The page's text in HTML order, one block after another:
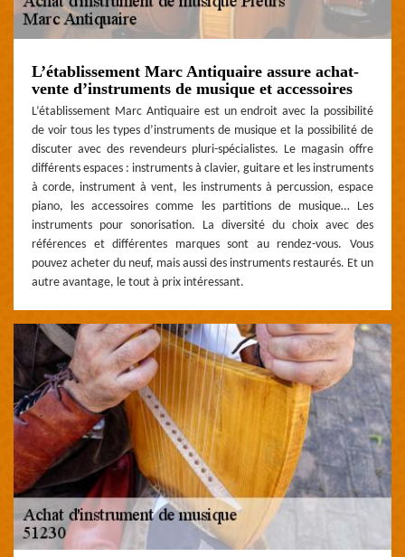
L’établissement Marc Antiquaire assure achat-
vente d’instruments de musique et accessoires
L’établissement Marc Antiquaire est un endroit avec la possibilité
de voir tous les types d’instruments de musique et la possibilité de
discuter avec des revendeurs pluri-spécialistes. Le magasin offre
différents espaces : instruments à clavier, guitare et les instruments
à corde, instrument à vent, les instruments à percussion, espace
piano, les accessoires comme les partitions de musique… Les
instruments pour sonorisation. La diversité du choix avec des
références et différentes marques sont au rendez-vous. Vous
pouvez acheter du neuf, mais aussi des instruments restaurés. Et un
autre avantage, le tout à prix intéressant.